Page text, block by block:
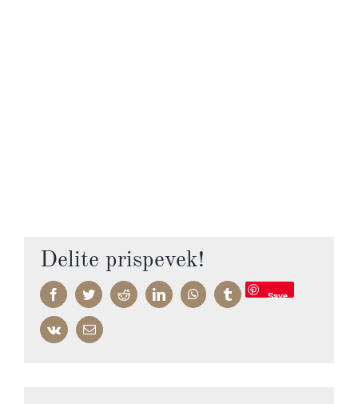
Delite prispevek!
FacebookTwitterRedditLinkedInWhatsAppTumblrSave
Vk Email